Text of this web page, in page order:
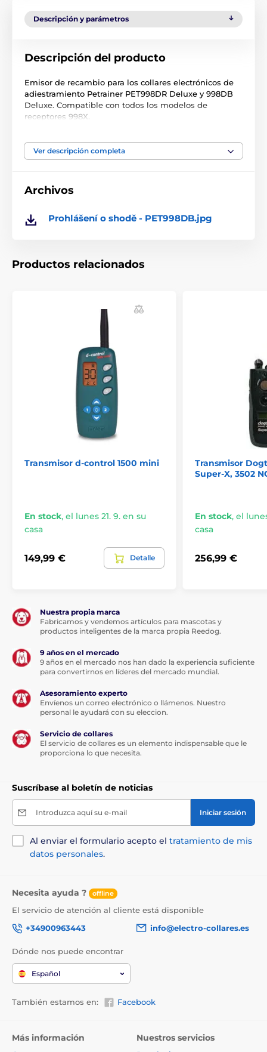
Descripción y parámetros
Descripción del producto
Emisor de recambio para los collares electrónicos de
adiestramiento Petrainer PET998DR Deluxe y 998DB
Deluxe. Compatible con todos los modelos de
receptores 998X.
a otros proveedores, puede haber problemas con la
sincronización debido a las diferentes frecuencias. La
Las especificaciones técnicas pueden cambiar sin
carácter ilustrativo.
Ver descripción completa
Archivos
Prohlášení o shodě - PET998DB.jpg
Productos relacionados
Transmisor d-control 1500 mini
En stock, el lunes 21. 9. en su
casa
149,99 € Detalle
Transmisor
Super-X, 3502
En stock, el
casa
256,99 €
Nuestra propia marca
Fabricamos y vendemos artículos para mascotas y
productos inteligentes de la marca propia Reedog.
9 años en el mercado
9 años en el mercado nos han dado la experiencia suficiente
para convertirnos en líderes del mercado mundial.
Asesoramiento experto
Envíenos un correo electrónico o llámenos. Nuestro
personal le ayudará con su eleccion.
Servicio de collares
El servicio de collares es un elemento indispensable que le
proporciona lo que necesita.
Suscríbase al boletín de noticias
Introduzca aquí su e-mail Iniciar sesión
Al enviar el formulario acepto el tratamiento de mis
datos personales.
Necesita ayuda ? offline
El servicio de atención al cliente está disponible
+34900963443
info@electro-collares.es
Dónde nos puede encontrar
Español
También estamos en: Facebook
Más información Nuestros servicios